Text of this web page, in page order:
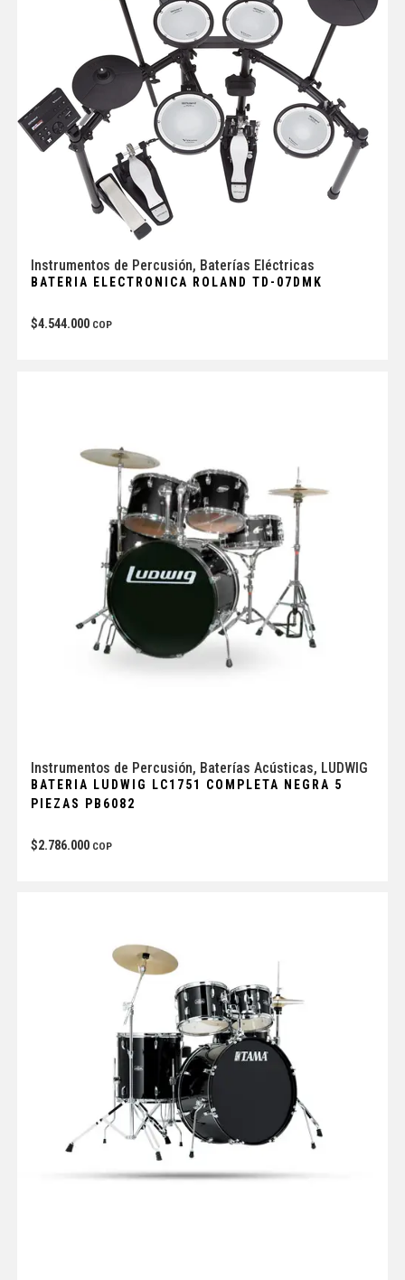
Instrumentos de Percusión, Baterías Eléctricas
BATERIA ELECTRONICA ROLAND TD-07DMK
$4.544.000 COP
Instrumentos de Percusión, Baterías Acústicas, LUDWIG
BATERIA LUDWIG LC1751 COMPLETA NEGRA 5
PIEZAS PB6082
$2.786.000 COP